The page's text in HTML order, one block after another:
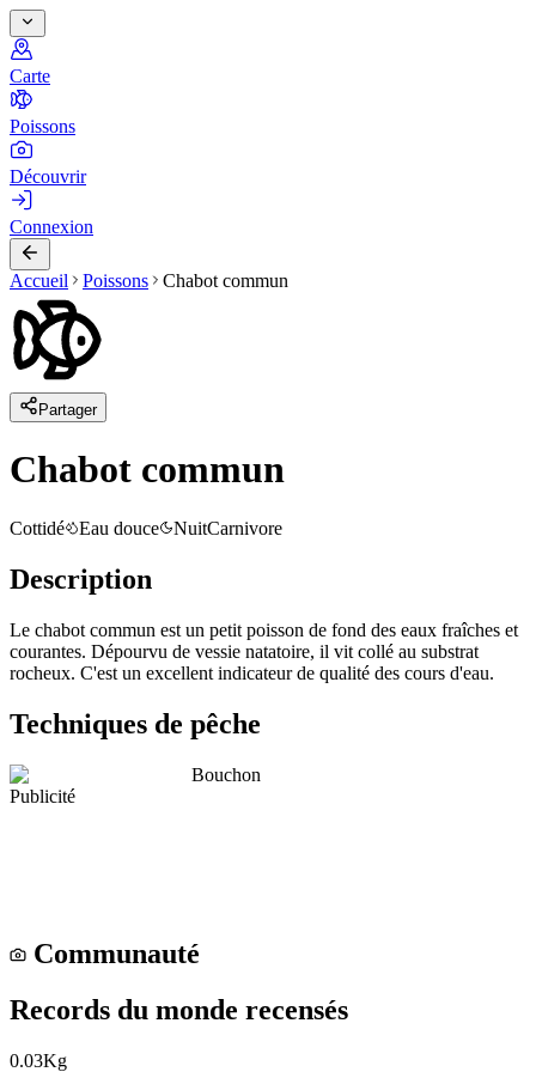
Carte
Poissons
Découvrir
Connexion
Accueil Poissons Chabot commun
Partager
Chabot commun
Cottidé Eau douce NuitCarnivore
Description
Le chabot commun est un petit poisson de fond des eaux fraîches et
courantes. Dépourvu de vessie natatoire, il vit collé au substrat
rocheux. C'est un excellent indicateur de qualité des cours d'eau.
Techniques de pêche
Bouchon
Publicité
Communauté
Records du monde recensés
0.03Kg